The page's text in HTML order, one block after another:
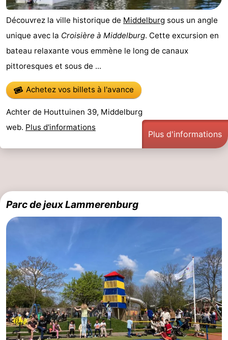
Découvrez la ville historique de Middelburg sous un angle
unique avec la Croisière à Middelburg. Cette excursion en
bateau relaxante vous emmène le long de canaux
pittoresques et sous de ...
Achetez vos billets à l'avance
Achter de Houttuinen 39, Middelburg
web. Plus d'informations
Plus d'informations
Parc de jeux Lammerenburg